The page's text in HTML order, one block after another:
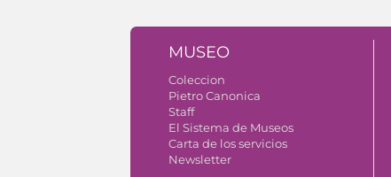
MUSEO
Coleccion
Pietro Canonica
Staff
El Sistema de Museos
Carta de los servicios
Newsletter